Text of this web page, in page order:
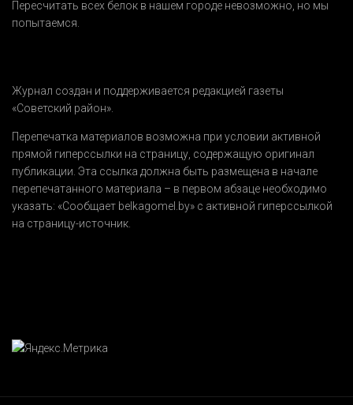
Пересчитать всех белок в нашем городе невозможно, но мы
попытаемся.
Журнал создан и поддерживается редакцией газеты
«Советский район».
Перепечатка материалов возможна при условии активной
прямой гиперссылки на страницу, содержащую оригинал
публикации. Эта ссылка должна быть размещена в начале
перепечатанного материала – в первом абзаце необходимо
указать: «Сообщает belkagomel.by» с активной гиперссылкой
на страницу-источник.